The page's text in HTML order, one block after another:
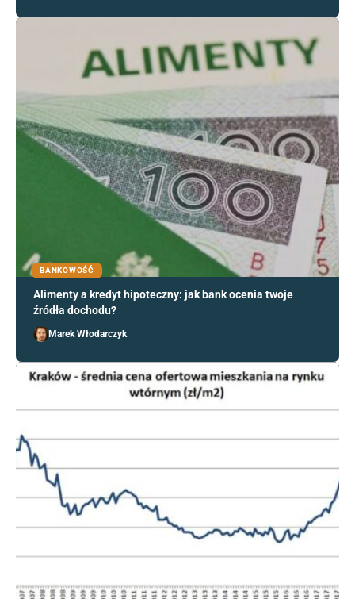
BANKOWOŚĆ
Alimenty a kredyt hipoteczny: jak bank ocenia twoje
źródła dochodu?
Marek Włodarczyk